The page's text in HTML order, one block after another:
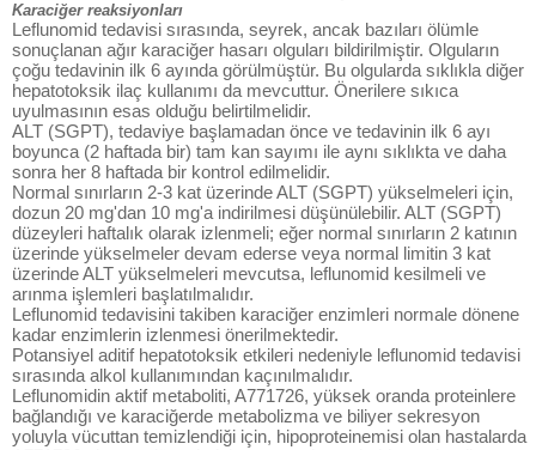
Karaciğer reaksiyonları
Leflunomid tedavisi sırasında, seyrek, ancak bazıları ölümle
sonuçlanan ağır karaciğer hasarı olguları bildirilmiştir. Olguların
çoğu tedavinin ilk 6 ayında görülmüştür. Bu olgularda sıklıkla diğer
hepatotoksik ilaç kullanımı da mevcuttur. Önerilere sıkıca
uyulmasının esas olduğu belirtilmelidir.
ALT (SGPT), tedaviye başlamadan önce ve tedavinin ilk 6 ayı
boyunca (2 haftada bir) tam kan sayımı ile aynı sıklıkta ve daha
sonra her 8 haftada bir kontrol edilmelidir.
Normal sınırların 2-3 kat üzerinde ALT (SGPT) yükselmeleri için,
dozun 20 mg'dan 10 mg'a indirilmesi düşünülebilir. ALT (SGPT)
düzeyleri haftalık olarak izlenmeli; eğer normal sınırların 2 katının
üzerinde yükselmeler devam ederse veya normal limitin 3 kat
üzerinde ALT yükselmeleri mevcutsa, leflunomid kesilmeli ve
arınma işlemleri başlatılmalıdır.
Leflunomid tedavisini takiben karaciğer enzimleri normale dönene
kadar enzimlerin izlenmesi önerilmektedir.
Potansiyel aditif hepatotoksik etkileri nedeniyle leflunomid tedavisi
sırasında alkol kullanımından kaçınılmalıdır.
Leflunomidin aktif metaboliti, A771726, yüksek oranda proteinlere
bağlandığı ve karaciğerde metabolizma ve biliyer sekresyon
yoluyla vücuttan temizlendiği için, hipoproteinemisi olan hastalarda